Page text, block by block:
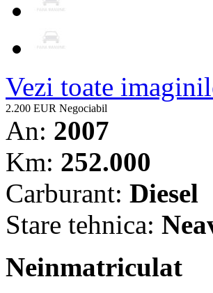
Vezi toate
2.200 EUR Negociabil
An: 2007
Km: 252.000
Carburant: Diesel
Stare tehnica:
Neinmatriculat